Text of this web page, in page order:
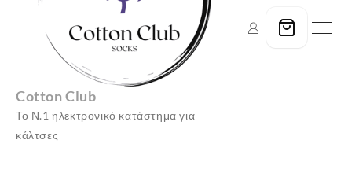
Cotton Club
Το Ν.1 ηλεκτρονικό κατάστημα για
κάλτσες